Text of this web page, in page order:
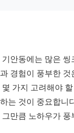
기안동에는 많은
경험이 풍부한
몇 가지 고려해야
는 것이 중요합니
그만큼 노하우가